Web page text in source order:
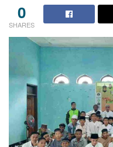
0
SHARES